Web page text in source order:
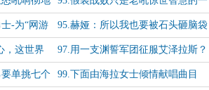
环
-为“网游 95.赫娅：所以我也要被石头砸脑袋
对吗？-加更【2/5】
，这世界
更【3/5】
97.用一支渊誓军团征服艾泽拉斯？
别逗你虎大爷笑了-加更【4/5】
单挑七个 99.下面由海拉女士倾情献唱曲目